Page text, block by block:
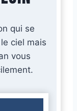
qui se
ciel mais
vous